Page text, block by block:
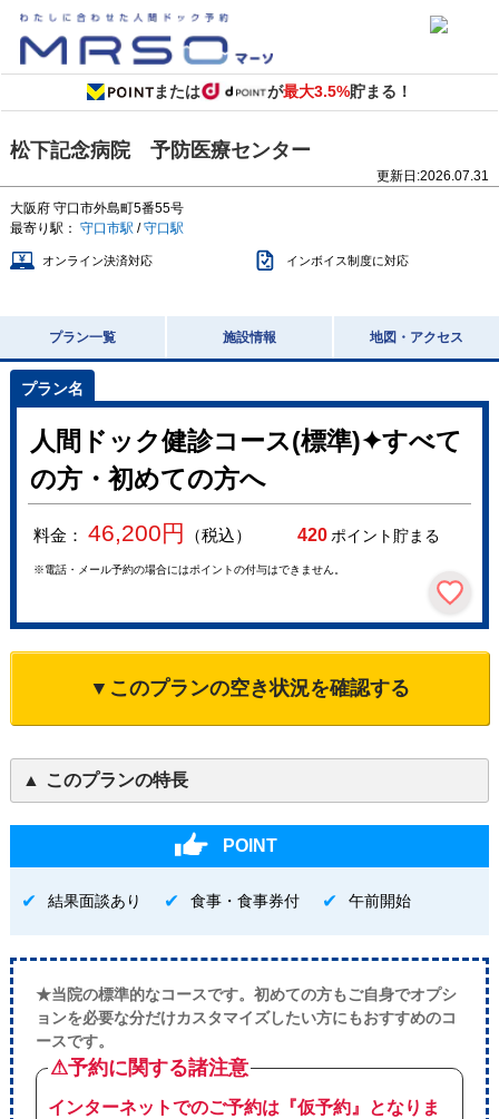
または が最大3.5%貯まる！
松下記念病院 予防医療センター
更新日:2026.07.31
大阪府 守口市外島町5番55号
最寄り駅： 守口市駅 /守口駅
オンライン決済対応 インボイス制度に対応
プラン一覧 施設情報 地図・アクセス
人間ドック健診コース(標準)✦すべて
の方・初めての方へ
料金： 46,200円 （税込） 420ポイント貯まる
※電話・メール予約の場合にはポイントの付与はできません。
▼このプランの空き状況を確認する
このプランの特長
POINT
結果面談あり 食事・食事券付 午前開始
★当院の標準的なコースです。初めての方もご自身でオプシ
ョンを必要な分だけカスタマイズしたい方にもおすすめのコ
ースです。
⚠予約に関する諸注意
インターネットでのご予約は『仮予約』となりま